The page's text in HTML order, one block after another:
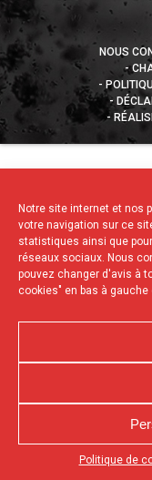
Notre site internet et nos
votre navigation sur ce
statistiques ainsi que
réseaux sociaux. Nous
pouvez changer d'avis à
cookies" en bas à
Politique de
Appuyez sur le bouton
NOUS